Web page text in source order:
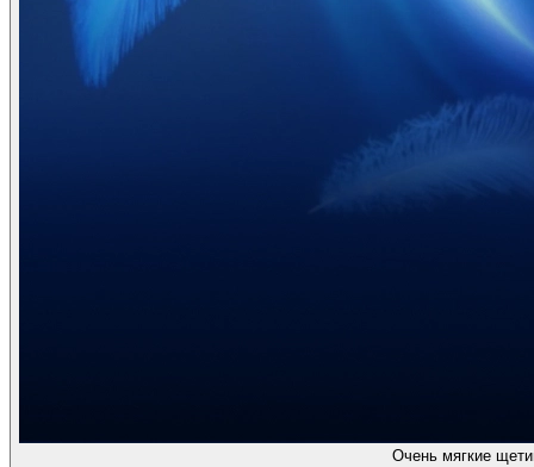
Очень мягкие